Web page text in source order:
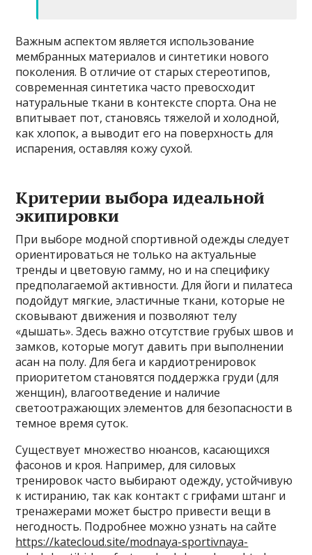
Важным аспектом является использование
мембранных материалов и синтетики нового
поколения. В отличие от старых стереотипов,
современная синтетика часто превосходит
натуральные ткани в контексте спорта. Она не
впитывает пот, становясь тяжелой и холодной,
как хлопок, а выводит его на поверхность для
испарения, оставляя кожу сухой.
Критерии выбора идеальной
экипировки
При выборе модной спортивной одежды следует
ориентироваться не только на актуальные
тренды и цветовую гамму, но и на специфику
предполагаемой активности. Для йоги и пилатеса
подойдут мягкие, эластичные ткани, которые не
сковывают движения и позволяют телу
«дышать». Здесь важно отсутствие грубых швов и
замков, которые могут давить при выполнении
асан на полу. Для бега и кардиотренировок
приоритетом становятся поддержка груди (для
женщин), влагоотведение и наличие
светоотражающих элементов для безопасности в
темное время суток.
Существует множество нюансов, касающихся
фасонов и кроя. Например, для силовых
тренировок часто выбирают одежду, устойчивую
к истиранию, так как контакт с грифами штанг и
тренажерами может быстро привести вещи в
негодность. Подробнее можно узнать на сайте
https://katecloud.site/modnaya-sportivnaya-